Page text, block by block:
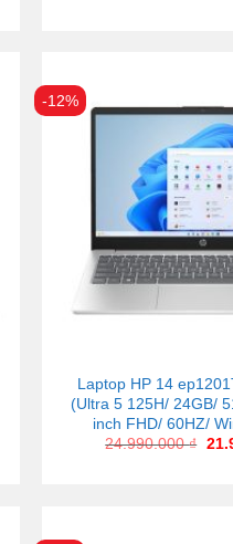
-12%
Laptop HP 14
(Ultra 5 125H/ 24GB/
inch FHD/ 60HZ/
24.990.000₫